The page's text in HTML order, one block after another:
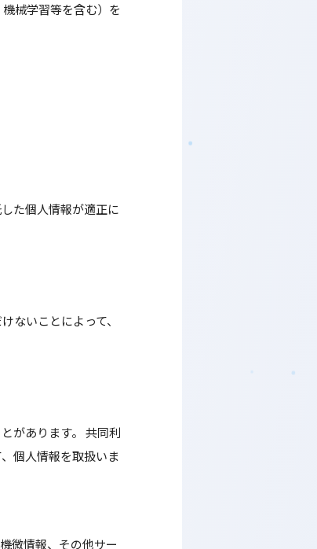
械学習等を含む）を
た個人情報が適正に
ないことによって、
があります。 共同利
個人情報を取扱いま
微情報、その他サー